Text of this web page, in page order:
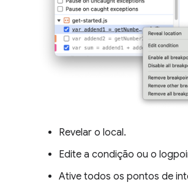
Revelar o local.
Edite a condição ou o
Ative todos os pontos de